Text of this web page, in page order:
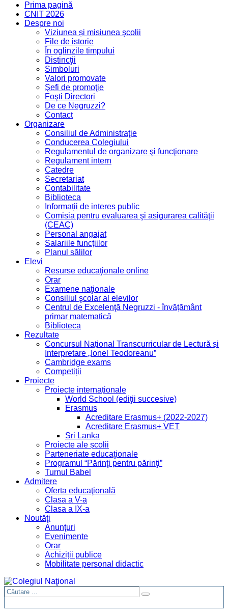
Prima pagină
CNIT 2026
Despre noi
Viziunea și misiunea şcolii
File de istorie
În oglinzile timpului
Distincţii
Simboluri
Valori promovate
Şefi de promoţie
Foşti Directori
De ce Negruzzi?
Contact
Organizare
Consiliul de Administraţie
Conducerea Colegiului
Regulamentul de organizare şi funcţionare
Regulament intern
Catedre
Secretariat
Contabilitate
Biblioteca
Informații de interes public
Comisia pentru evaluarea şi asigurarea calităţii
(CEAC)
Personal angajat
Salariile funcțiilor
Planul sălilor
Elevi
Resurse educaţionale online
Orar
Examene naţionale
Consiliul şcolar al elevilor
Centrul de Excelenţă Negruzzi - învățământ
primar matematică
Biblioteca
Rezultate
Concursul Național Transcurricular de Lectură și
Interpretare „Ionel Teodoreanu”
Cambridge exams
Competiții
Proiecte
Proiecte internaționale
World School (ediţii succesive)
Erasmus
Acreditare Erasmus+ (2022-2027)
Acreditare Erasmus+ VET
Sri Lanka
Proiecte ale școlii
Parteneriate educaţionale
Programul “Părinţi pentru părinţi”
Turnul Babel
Admitere
Oferta educaţională
Clasa a V-a
Clasa a IX-a
Noutăţi
Anunţuri
Evenimente
Orar
Achiziții publice
Mobilitate personal didactic